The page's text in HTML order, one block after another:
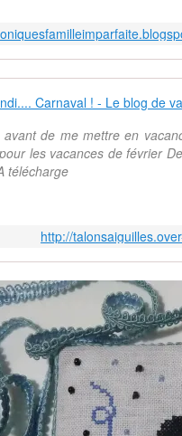
de me mettre en
les vacances de février
télécharge
http://